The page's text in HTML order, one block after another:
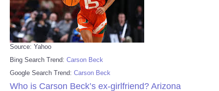
Source: Yahoo
Bing Search Trend: Carson Beck
Google Search Trend: Carson Beck
Who is Carson Beck’s ex-girlfriend? Arizona